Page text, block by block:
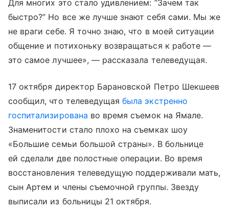
Для многих это стало удивлением: “Зачем так
быстро?” Но все же лучше знают себя сами. Мы же
не враги себе. Я точно знаю, что в моей ситуации
общение и потихоньку возвращаться к работе —
это самое лучшее», — рассказала телеведущая.
17 октября директор Барановской Петро Шекшеев
сообщил, что телеведущаябыла экстренно
госпитализирована во время съемок на Ямале.
Знаменитости стало плохо на съемках шоу
«Большие семьи большой страны». В больнице
ей сделали две полостные операции. Во время
восстановления телеведущую поддерживали мать,
сын Артем и члены съемочной группы. Звезду
выписали из больницы 21 октября.